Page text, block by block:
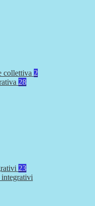
collettiva 2
28
23